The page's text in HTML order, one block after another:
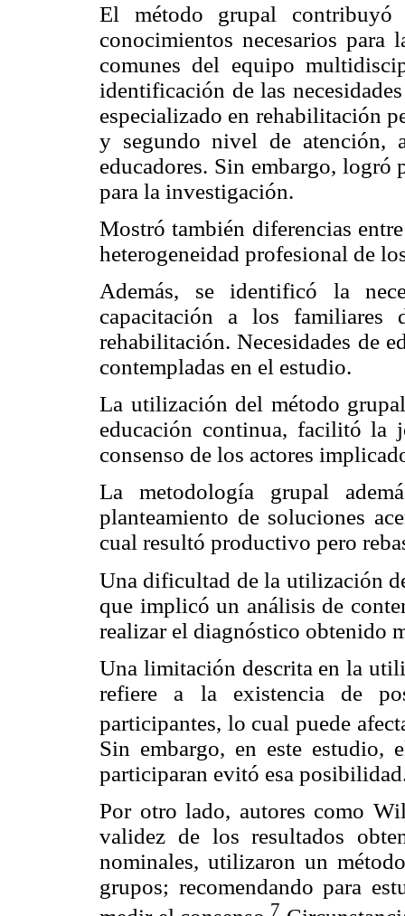
El método grupal
conocimientos necesarios
comunes del equipo
identificación de las
especializado en rehabilitación
y segundo nivel de atención,
educadores. Sin embargo,
para la investigación.
Mostró también diferencias
heterogeneidad profesional de
Además, se identificó la
capacitación a los familiares
rehabilitación. Necesidades de
contempladas en el estudio.
La utilización del método
educación continua, facilitó la
consenso de los actores
La metodología grupal
planteamiento de soluciones
cual resultó productivo pero
Una dificultad de la utilización
que implicó un análisis de
realizar el diagnóstico obtenido
Una limitación descrita en la
refiere a la existencia de
participantes, lo cual puede
Sin embargo, en este estudio,
participaran evitó esa
Por otro lado, autores como
validez de los resultados
nominales, utilizaron un
grupos; recomendando para
7